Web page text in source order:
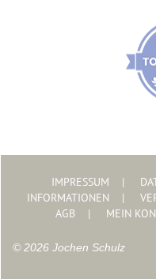
IMPRESSUM
INFORMATIONEN
AGB
MEIN
© 2026 Jochen Schulz